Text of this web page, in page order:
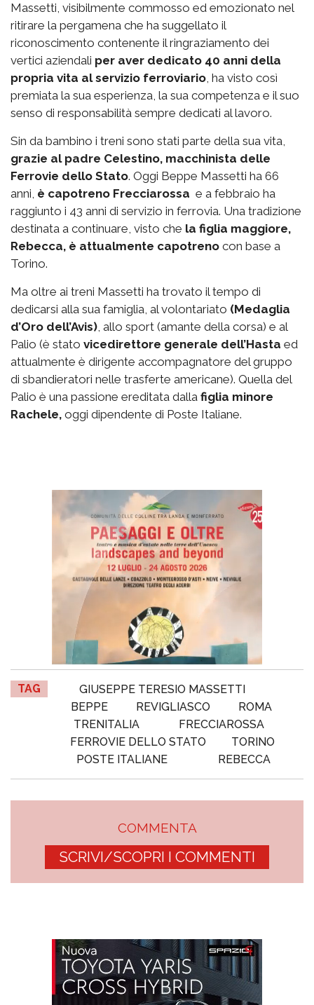
Massetti, visibilmente commosso ed emozionato nel
ritirare la pergamena che ha suggellato il
riconoscimento contenente il ringraziamento dei
vertici aziendali per aver dedicato 40 anni della
propria vita al servizio ferroviario, ha visto così
premiata la sua esperienza, la sua competenza e il suo
senso di responsabilità sempre dedicati al lavoro.
Sin da bambino i treni sono stati parte della sua vita,
grazie al padre Celestino, macchinista delle
Ferrovie dello Stato. Oggi Beppe Massetti ha 66
anni, è capotreno Frecciarossa e a febbraio ha
raggiunto i 43 anni di servizio in ferrovia. Una tradizione
destinata a continuare, visto che la figlia maggiore,
Rebecca, è attualmente capotreno con base a
Torino.
Ma oltre ai treni Massetti ha trovato il tempo di
dedicarsi alla sua famiglia, al volontariato (Medaglia
d’Oro dell’Avis), allo sport (amante della corsa) e al
Palio (è stato vicedirettore generale dell’Hasta ed
attualmente è dirigente accompagnatore del gruppo
di sbandieratori nelle trasferte americane). Quella del
Palio è una passione ereditata dalla figlia minore
Rachele, oggi dipendente di Poste Italiane.
TAG
GIUSEPPE TERESIO MASSETTI
BEPPE
REVIGLIASCO
ROMA
TRENITALIA
FRECCIAROSSA
FERROVIE DELLO STATO
TORINO
POSTE ITALIANE
REBECCA
COMMENTA
SCRIVI/SCOPRI I COMMENTI